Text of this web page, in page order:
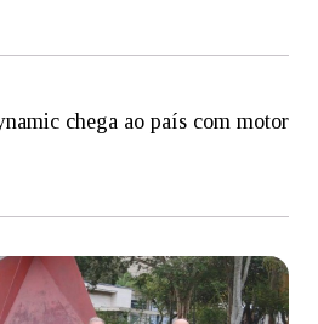
chega ao país com motor